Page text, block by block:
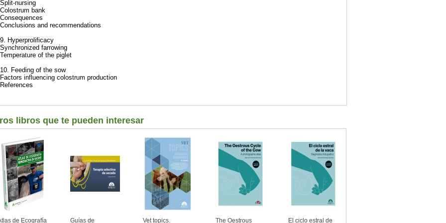
Split-nursing
Colostrum bank
Consequences
Conclusions and recommendations
9. Hyperprolificacy
Synchronized farrowing
Temperature of the piglet
10. Feeding of the sow
Factors influencing colostrum production
References
libros que te pueden interesar
de Ecografía Guías de Vet topics. The Oestrous El ciclo estral de